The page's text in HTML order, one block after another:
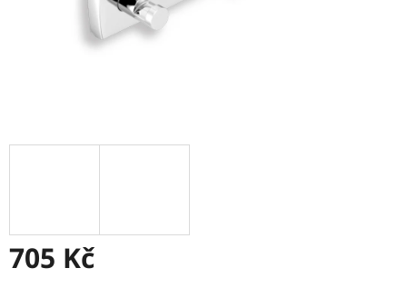
705 Kč